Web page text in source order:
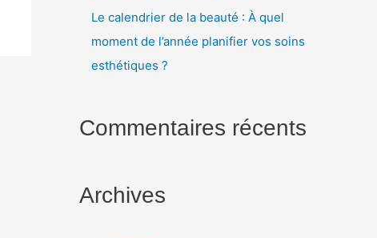
Le calendrier de la beauté : À quel
moment de l’année planifier vos soins
esthétiques ?
Commentaires récents
Archives